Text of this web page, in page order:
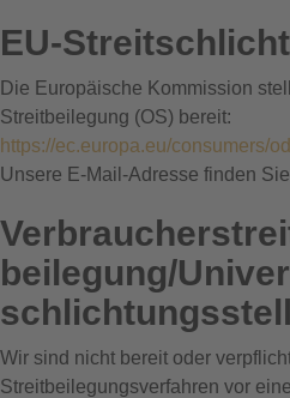
EU-
Die Europäische Kommission
Streitbeilegung (OS) bereit:
https://ec.europa.eu/consumers/
Unsere E-Mail-Adresse finden
beilegung/
Wir sind nicht bereit oder
Streitbeilegungsverfahren vor